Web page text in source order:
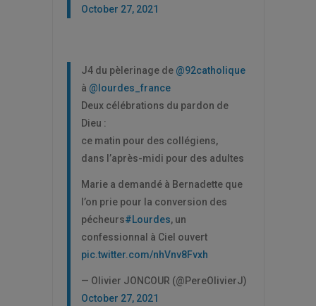
October 27, 2021
J4 du pèlerinage de @92catholique
à @lourdes_france
Deux célébrations du pardon de
Dieu :
ce matin pour des collégiens,
dans l’après-midi pour des adultes
Marie a demandé à Bernadette que
l’on prie pour la conversion des
pécheurs#Lourdes, un
confessionnal à Ciel ouvert
pic.twitter.com/nhVnv8Fvxh
— Olivier JONCOUR (@PereOlivierJ)
October 27, 2021